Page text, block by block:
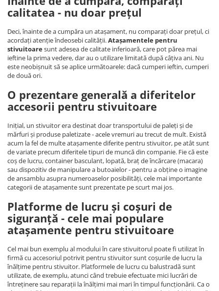
calitatea - nu doar prețul
Deci, înainte de a cumpăra un atașament, nu comparați doar prețul, ci
acordați atenție îndeosebi calității.Atașamentele pentru
stivuitoaresunt adesea de calitate inferioară, care pot părea mai
ieftine la prima vedere, dar au o utilizare limitată după câțiva ani. Nu
este neobișnuit să se aplice următoarele: dacă cumperi ieftin, cumperi
de două ori.
O prezentare generală a diferitelor
accesorii pentru stivuitoare
Inițial, un stivuitor era destinat doar transportului de paleți și de
mărfuri și produse paletizate - acele vremuri au trecut de mult. Există
acum la fel de multe atașamente diferite pentru stivuitor, pe atât sunt
de variate precum diferitele tipuri de muncă din companie. Fie că este
coș de lucru, container basculant, lopată, braț de încărcare (macara)
sau dispozitiv de manipulare a butoaielor - pentru a obține o imagine
de ansamblu asupra numeroaselor posibilități, cele mai importante
categorii de atașamente sunt prezentate pe scurt mai jos.
Platforme de lucru și coșuri de
siguranță - cele mai populare
atașamente pentru stivuitoare
Cel mai bun exemplu al modului în care stivuitorul poate fi utilizat în
firmă cu accesoriul potrivit pentru stivuitor sunt coșurile de lucru la
înălțime pentru stivuitor. Platformele de lucru cu balustradă sunt
utilizate, de exemplu, atunci când trebuie efectuate mici lucrări de
întreținere sau reparații la înălțimi mai mari în timpul funcționării. Ca o